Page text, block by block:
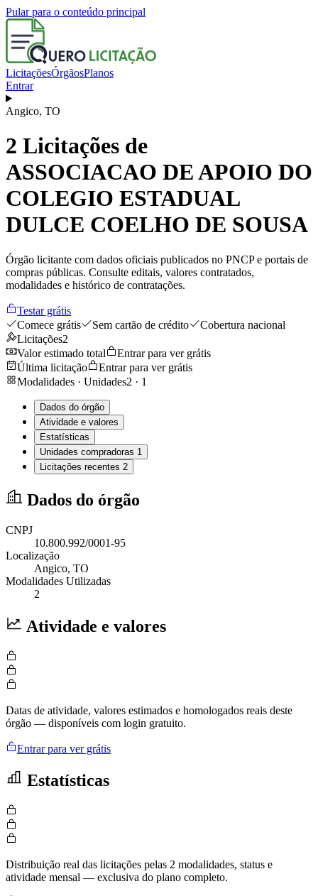
Pular para o conteúdo principal
LicitaçõesÓrgãosPlanos
Entrar
Angico, TO
2 Licitações de
ASSOCIACAO DE APOIO DO
COLEGIO ESTADUAL
DULCE COELHO DE SOUSA
Órgão licitante com dados oficiais publicados no PNCP e portais de
compras públicas. Consulte editais, valores contratados,
modalidades e histórico de contratações.
Testar grátis
Comece grátis
Sem cartão de crédito
Cobertura nacional
Licitações2
Valor estimado total
Entrar para ver grátis
Última licitação
Entrar para ver grátis
Modalidades · Unidades2 · 1
Dados do órgão
Atividade e valores
Estatísticas
Unidades compradoras 1
Licitações recentes 2
Dados do órgão
CNPJ
10.800.992/0001-95
Localização
Angico, TO
Modalidades Utilizadas
2
Atividade e valores
Datas de atividade, valores estimados e homologados reais deste
órgão — disponíveis com login gratuito.
Entrar para ver grátis
Estatísticas
Distribuição real das licitações pelas 2 modalidades, status e
atividade mensal — exclusiva do plano completo.